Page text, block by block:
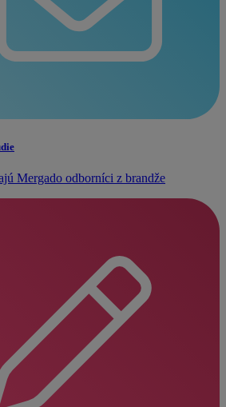
Mergado odborníci z brandže